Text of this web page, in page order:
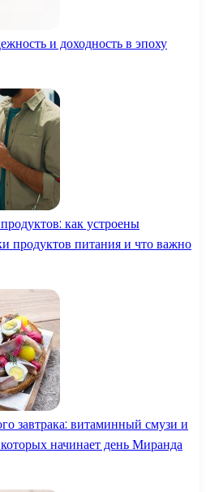
и доходность в эпоху
как устроены
продуктов питания и что важно
завтрака: витаминный смузи и
начинает день Миранда